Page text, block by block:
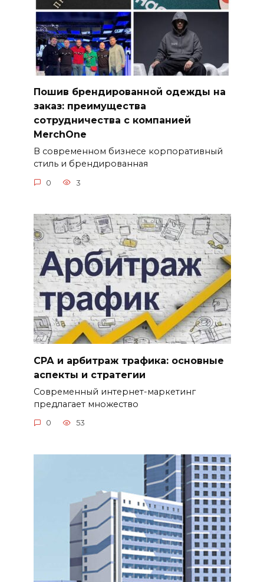
Пошив брендированной одежды на
заказ: преимущества
сотрудничества с компанией
MerchOne
В современном бизнесе корпоративный
стиль и брендированная
0 3
СРА и арбитраж трафика: основные
аспекты и стратегии
Современный интернет-маркетинг
предлагает множество
0 53